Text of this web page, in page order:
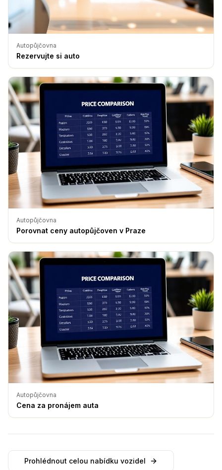
Autopůjčovna
Rezervujte si auto
Autopůjčovna
Porovnat ceny autopůjčoven v Praze
Autopůjčovna
Cena za pronájem auta
Prohlédnout celou nabídku vozidel